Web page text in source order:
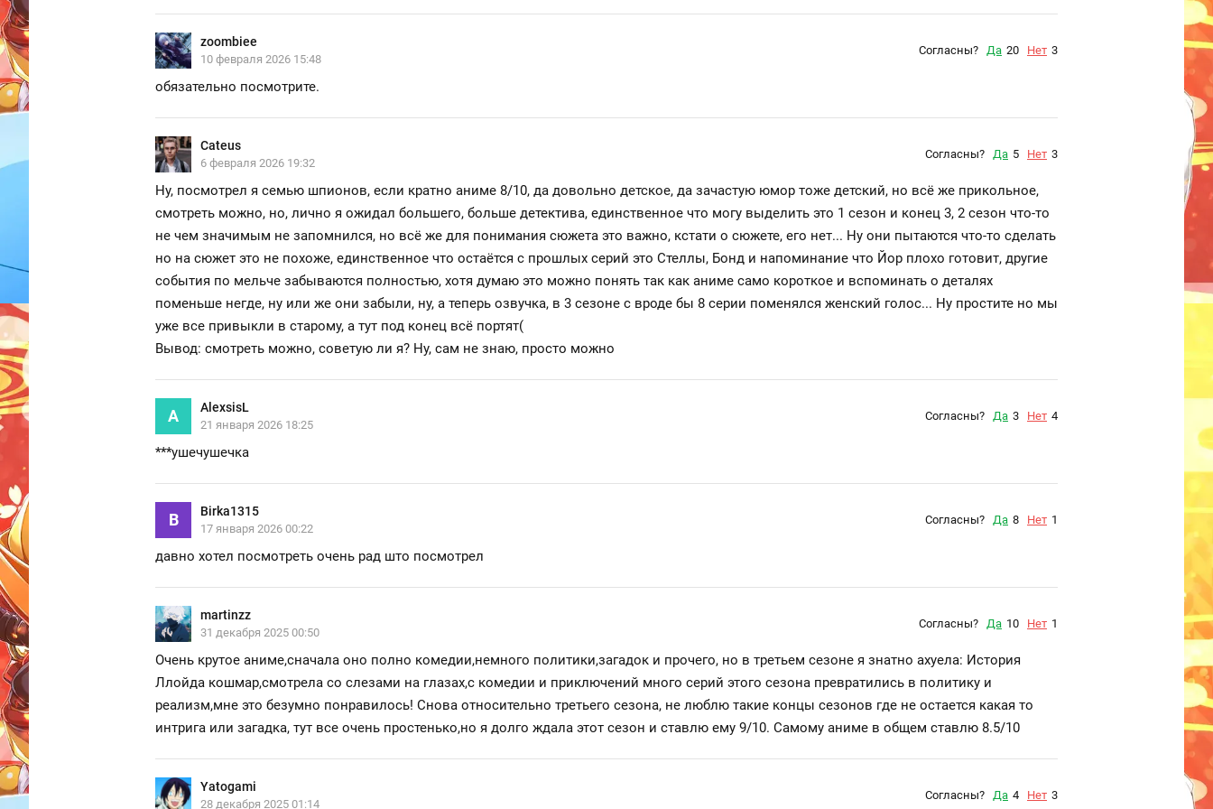
zoombiee
10 февраля 2026 15:48
Согласны? Да 20 Нет 3
обязательно посмотрите.
Cateus
6 февраля 2026 19:32
Согласны? Да 5 Нет 3
Ну, посмотрел я семью шпионов, если кратно аниме 8/10, да довольно детское, да зачастую юмор тоже детский, но всё же прикольное,
смотреть можно, но, лично я ожидал большего, больше детектива, единственное что могу выделить это 1 сезон и конец 3, 2 сезон что-то
не чем значимым не запомнился, но всё же для понимания сюжета это важно, кстати о сюжете, его нет... Ну они пытаются что-то сделать
но на сюжет это не похоже, единственное что остаётся с прошлых серий это Стеллы, Бонд и напоминание что Йор плохо готовит, другие
события по мельче забываются полностью, хотя думаю это можно понять так как аниме само короткое и вспоминать о деталях
поменьше негде, ну или же они забыли, ну, а теперь озвучка, в 3 сезоне с вроде бы 8 серии поменялся женский голос... Ну простите но мы
уже все привыкли в старому, а тут под конец всё портят(
Вывод: смотреть можно, советую ли я? Ну, сам не знаю, просто можно
A AlexsisL
21 января 2026 18:25
Согласны? Да 3 Нет 4
***ушечушечка
B Birka1315
17 января 2026 00:22
Согласны? Да 8 Нет 1
давно хотел посмотреть очень рад што посмотрел
martinzz
31 декабря 2025 00:50
Согласны? Да 10 Нет 1
Очень крутое аниме,сначала оно полно комедии,немного политики,загадок и прочего, но в третьем сезоне я знатно ахyeлa: История
Ллойда кошмар,смотрела со слезами на глазах,с комедии и приключений много серий этого сезона превратились в политику и
реализм,мне это безумно понравилось! Снова относительно третьего сезона, не люблю такие концы сезонов где не остается какая то
интрига или загадка, тут все очень простенько,но я долго ждала этот сезон и ставлю ему 9/10. Самому аниме в общем ставлю 8.5/10
Yatogami
28 декабря 2025 01:14
Согласны? Да 4 Нет 3